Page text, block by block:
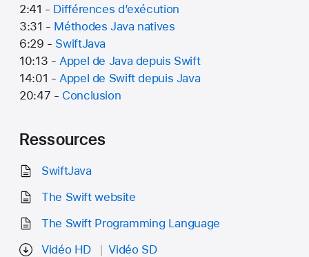
2:41 - Différences d’exécution
3:31 - Méthodes Java natives
6:29 - SwiftJava
10:13 -Appel de Java depuis Swift
14:01 -Appel de Swift depuis Java
20:47 - Conclusion
Ressources
SwiftJava
The Swift website
The Swift Programming Language
Vidéo HD
Vidéo SD